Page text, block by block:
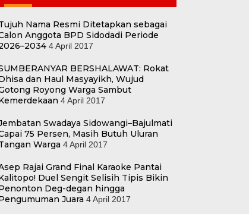
Nama Resmi Ditetapkan sebagai
Anggota BPD Sidodadi Periode
4 April 2017
BERSHALAWAT: Rokat
dan Haul Masyayikh, Wujud
Royong Warga Sambut
4 April 2017
Swadaya Sidowangi–Bajulmati
75 Persen, Masih Butuh Uluran
Warga 4 April 2017
Rajai Grand Final Karaoke Pantai
Duel Sengit Selisih Tipis Bikin
Deg-degan hingga
Juara 4 April 2017